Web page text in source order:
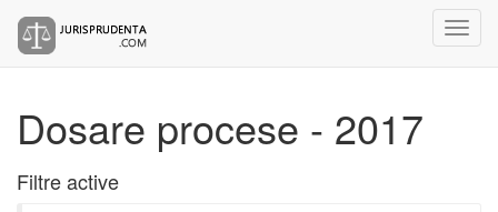
Dosare procese - 2017
Filtre active